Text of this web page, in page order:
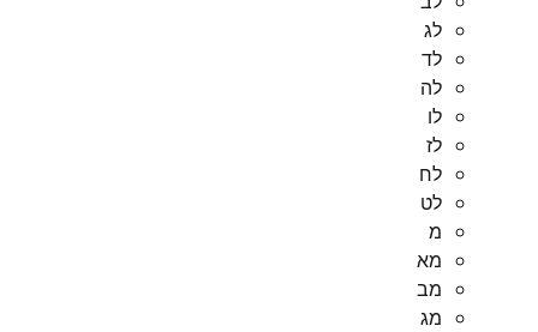
לג
לד
לה
לו
לז
לח
לט
מ
מא
מב
מג